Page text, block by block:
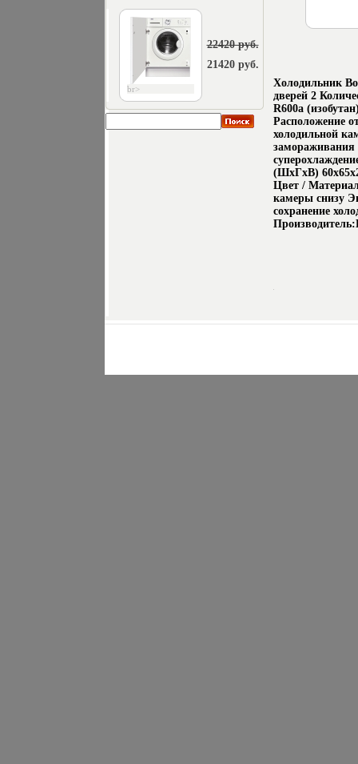
br>
22420 руб.
21420 руб.
Холодильник
дверей 2
R600a
Расположение
холодильной
замораживания
(ШxГxВ)
Цвет /
камеры снизу
сохранение